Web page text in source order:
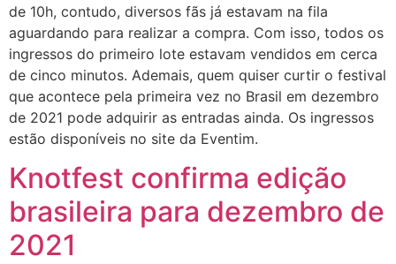
de 10h, contudo, diversos fãs já estavam na fila
aguardando para realizar a compra. Com isso, todos os
ingressos do primeiro lote estavam vendidos em cerca
de cinco minutos. Ademais, quem quiser curtir o festival
que acontece pela primeira vez no Brasil em dezembro
de 2021 pode adquirir as entradas ainda. Os ingressos
estão disponíveis no site da Eventim.
Knotfest confirma edição
brasileira para dezembro de
2021